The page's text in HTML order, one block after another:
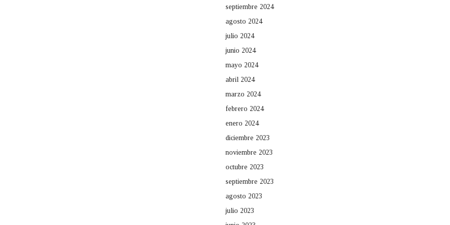
septiembre 2024
agosto 2024
julio 2024
junio 2024
mayo 2024
abril 2024
marzo 2024
febrero 2024
enero 2024
diciembre 2023
noviembre 2023
octubre 2023
septiembre 2023
agosto 2023
julio 2023